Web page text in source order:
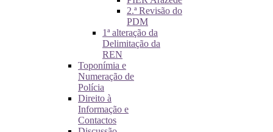
2.ª Revisão do
PDM
1ª alteração da
Delimitação da
REN
Toponímia e
Numeração de
Polícia
Direito à
Informação e
Contactos